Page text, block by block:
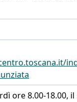
ore 8.00-18.00,